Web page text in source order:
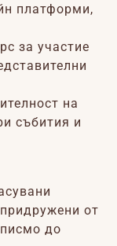
платформи,
за участие
на
събития и
от
до